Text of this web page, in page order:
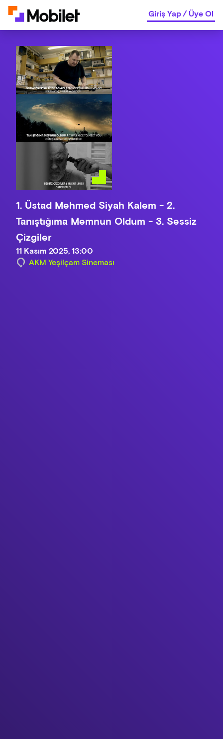
Giriş Yap/Üye Ol
1. Üstad Mehmed Siyah Kalem - 2.
Tanıştığıma Memnun Oldum - 3. Sessiz
Çizgiler
11 Kasım 2025, 13:00
AKM Yeşilçam Sineması